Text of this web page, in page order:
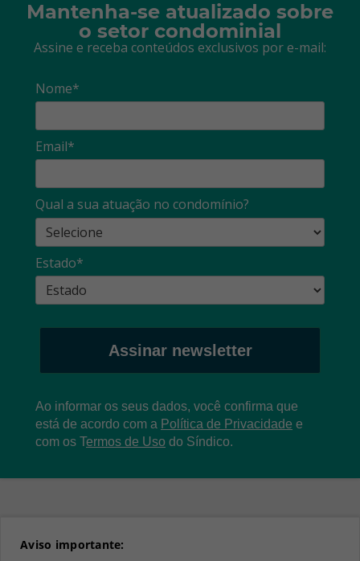
Mantenha-se atualizado sobre
o setor condominial
Assine e receba conteúdos exclusivos por e-mail:
Nome*
Email*
Qual a sua atuação no condomínio?
Estado*
Assinar newsletter
Ao informar os seus dados, você confirma que
está de acordo com a Política de Privacidade e
com os Termos de Uso do Síndico.
Aviso importante: